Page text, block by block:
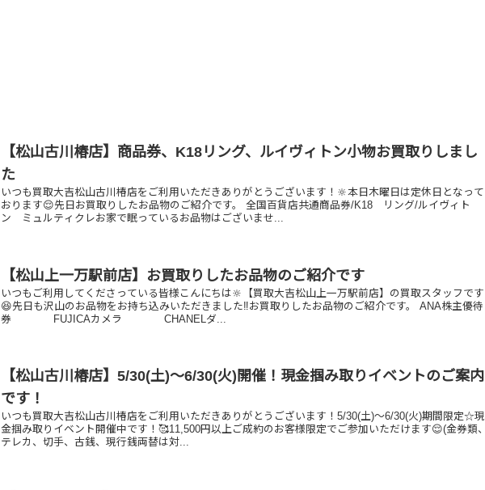
【松山古川椿店】商品券、K18リング、ルイヴィトン小物お買取りしまし
た
いつも買取大吉松山古川椿店をご利用いただきありがとうございます！🔆本日木曜日は定休日となって
おります😌先日お買取りしたお品物のご紹介です。 全国百貨店共通商品券/K18 リング/ルイヴィト
ン ミュルティクレお家で眠っているお品物はございませ...
【松山上一万駅前店】お買取りしたお品物のご紹介です
いつもご利用してくださっている皆様こんにちは🔆【買取大吉松山上一万駅前店】の買取スタッフです
😆先日も沢山のお品物をお持ち込みいただきました‼️お買取りしたお品物のご紹介です。 ANA株主優待
券 FUJICAカメラ CHANELダ...
【松山古川椿店】5/30(土)～6/30(火)開催！現金掴み取りイベントのご案内
です！
いつも買取大吉松山古川椿店をご利用いただきありがとうございます！5/30(土)～6/30(火)期間限定☆現
金掴み取りイベント開催中です！🥰11,500円以上ご成約のお客様限定でご参加いただけます😌(金券類、
テレカ、切手、古銭、現行銭両替は対...